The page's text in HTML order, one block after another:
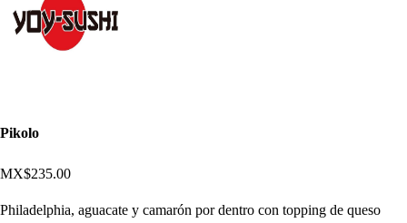
Pikolo
MX$235.00
Philadelphia, aguacate y camarón por dentro con topping de queso